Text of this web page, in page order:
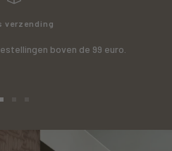
verzending
boven de 99 euro.
slide